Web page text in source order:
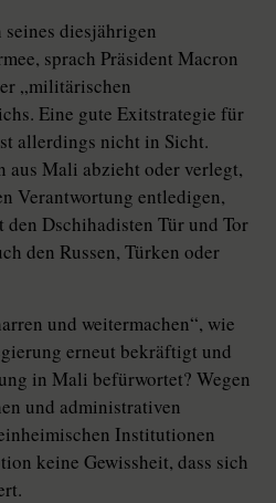
diesjährigen
sprach Präsident Macron
„militärischen
Eine gute Exitstrategie für
allerdings nicht in Sicht.
aus Mali abzieht oder verlegt,
Verantwortung entledigen,
Dschihadisten Tür und Tor
den Russen, Türken oder
und weitermachen“, wie
erneut bekräftigt und
in Mali befürwortet? Wegen
und administrativen
Institutionen
keine Gewissheit, dass sich